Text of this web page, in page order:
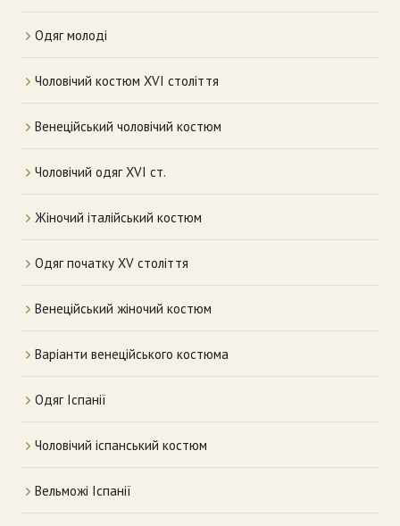
Одяг молоді
Чоловічий костюм XVI століття
Венеційський чоловічий костюм
Чоловічий одяг XVI ст.
Жіночий італійський костюм
Одяг початку XV століття
Венеційський жіночий костюм
Варіанти венеційського костюма
Одяг Іспанії
Чоловічий іспанський костюм
Вельможі Іспанії